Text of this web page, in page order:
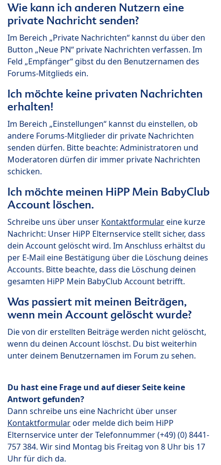
Wie kann ich anderen Nutzern eine
private Nachricht senden?
Im Bereich „Private Nachrichten“ kannst du über den
Button „Neue PN“ private Nachrichten verfassen. Im
Feld „Empfänger“ gibst du den Benutzernamen des
Forums-Mitglieds ein.
Ich möchte keine privaten Nachrichten
erhalten!
Im Bereich „Einstellungen“ kannst du einstellen, ob
andere Forums-Mitglieder dir private Nachrichten
senden dürfen. Bitte beachte: Administratoren und
Moderatoren dürfen dir immer private Nachrichten
schicken.
Ich möchte meinen HiPP Mein BabyClub
Account löschen.
Schreibe uns über unser Kontaktformulareine kurze
Nachricht: Unser HiPP Elternservice stellt sicher, dass
dein Account gelöscht wird. Im Anschluss erhältst du
per E-Mail eine Bestätigung über die Löschung deines
Accounts. Bitte beachte, dass die Löschung deinen
gesamten HiPP Mein BabyClub Account betrifft.
Was passiert mit meinen Beiträgen,
wenn mein Account gelöscht wurde?
Die von dir erstellten Beiträge werden nicht gelöscht,
wenn du deinen Account löschst. Du bist weiterhin
unter deinem Benutzernamen im Forum zu sehen.
Du hast eine Frage und auf dieser Seite keine
Antwort gefunden?
Dann schreibe uns eine Nachricht über unser
Kontaktformularoder melde dich beim HiPP
Elternservice unter der Telefonnummer (+49) (0) 8441-
757 384. Wir sind Montag bis Freitag von 8 Uhr bis 17
Uhr für dich da.